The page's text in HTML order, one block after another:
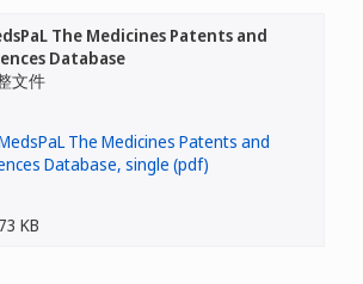
The Medicines Patents and
Database
文件
KB